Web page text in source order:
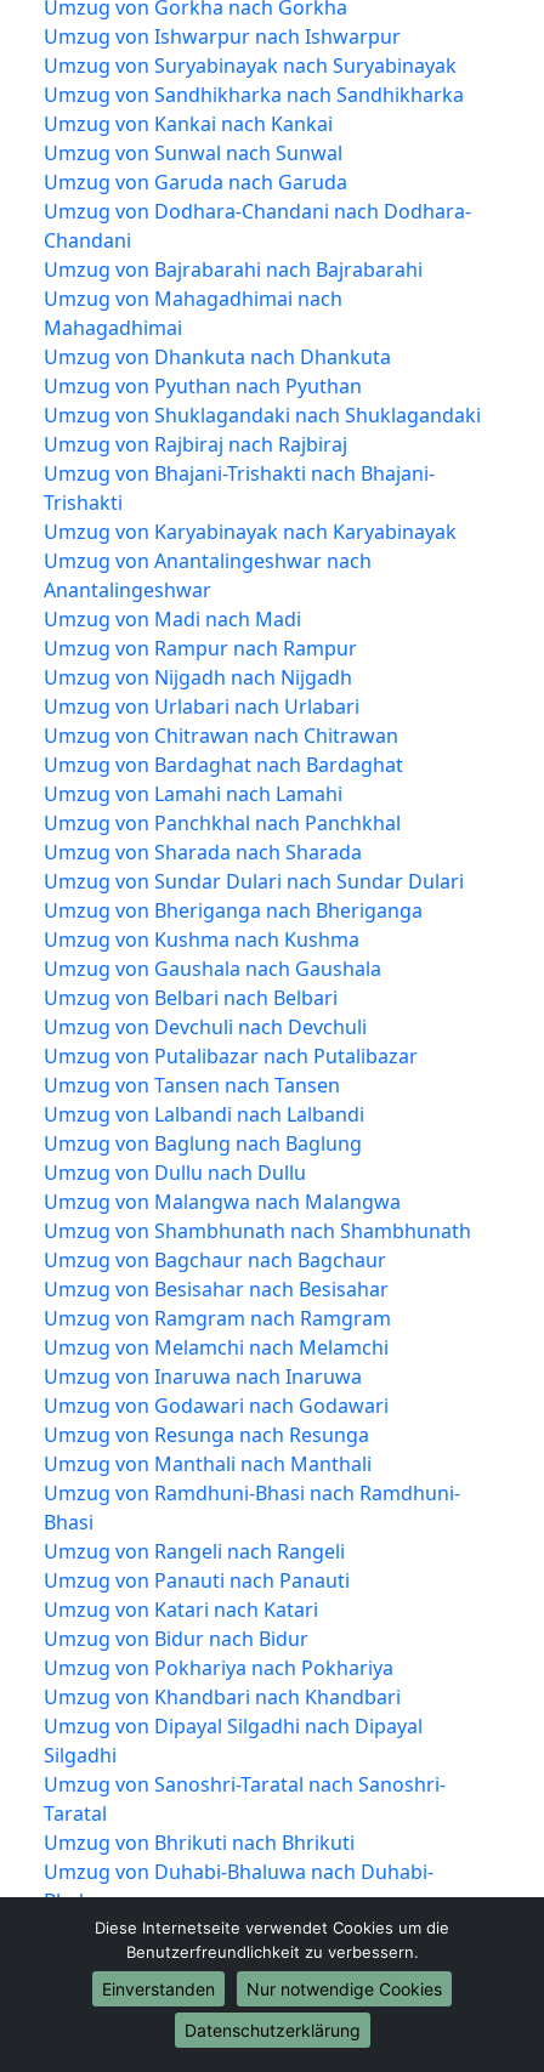
Umzug von Gorkha nach Gorkha
Umzug von Ishwarpur nach Ishwarpur
Umzug von Suryabinayak nach Suryabinayak
Umzug von Sandhikharka nach Sandhikharka
Umzug von Kankai nach Kankai
Umzug von Sunwal nach Sunwal
Umzug von Garuda nach Garuda
Umzug von Dodhara-Chandani nach Dodhara-
Chandani
Umzug von Bajrabarahi nach Bajrabarahi
Umzug von Mahagadhimai nach
Mahagadhimai
Umzug von Dhankuta nach Dhankuta
Umzug von Pyuthan nach Pyuthan
Umzug von Shuklagandaki nach Shuklagandaki
Umzug von Rajbiraj nach Rajbiraj
Umzug von Bhajani-Trishakti nach Bhajani-
Trishakti
Umzug von Karyabinayak nach Karyabinayak
Umzug von Anantalingeshwar nach
Anantalingeshwar
Umzug von Madi nach Madi
Umzug von Rampur nach Rampur
Umzug von Nijgadh nach Nijgadh
Umzug von Urlabari nach Urlabari
Umzug von Chitrawan nach Chitrawan
Umzug von Bardaghat nach Bardaghat
Umzug von Lamahi nach Lamahi
Umzug von Panchkhal nach Panchkhal
Umzug von Sharada nach Sharada
Umzug von Sundar Dulari nach Sundar Dulari
Umzug von Bheriganga nach Bheriganga
Umzug von Kushma nach Kushma
Umzug von Gaushala nach Gaushala
Umzug von Belbari nach Belbari
Umzug von Devchuli nach Devchuli
Umzug von Putalibazar nach Putalibazar
Umzug von Tansen nach Tansen
Umzug von Lalbandi nach Lalbandi
Umzug von Baglung nach Baglung
Umzug von Dullu nach Dullu
Umzug von Malangwa nach Malangwa
Umzug von Shambhunath nach Shambhunath
Umzug von Bagchaur nach Bagchaur
Umzug von Besisahar nach Besisahar
Umzug von Ramgram nach Ramgram
Umzug von Melamchi nach Melamchi
Umzug von Inaruwa nach Inaruwa
Umzug von Godawari nach Godawari
Umzug von Resunga nach Resunga
Umzug von Manthali nach Manthali
Umzug von Ramdhuni-Bhasi nach Ramdhuni-
Bhasi
Umzug von Rangeli nach Rangeli
Umzug von Panauti nach Panauti
Umzug von Katari nach Katari
Umzug von Bidur nach Bidur
Umzug von Pokhariya nach Pokhariya
Umzug von Khandbari nach Khandbari
Umzug von Dipayal Silgadhi nach Dipayal
Silgadhi
Umzug von Sanoshri-Taratal nach Sanoshri-
Taratal
Umzug von Bhrikuti nach Bhrikuti
Umzug von Duhabi-Bhaluwa nach Duhabi-
Bhaluwa
Umzug von Shankharapur nach Shankharapur
Umzug von Dudhauli nach Dudhauli
Umzug von Sabaila nach Sabaila
Umzug von Banepa nach Banepa
Umzug von Phidim nach Phidim
Diese Internetseite verwendet Cookies um die
Benutzerfreundlichkeit zu verbessern.
Einverstanden
Nur notwendige Cookies
Datenschutzerklärung